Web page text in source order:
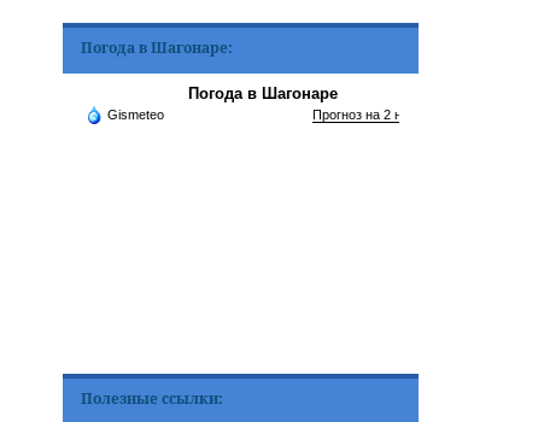
Погода в Шагонаре:
Погода в Шагонаре
Gismeteo Прогноз на 2 недели
Полезные ссылки: